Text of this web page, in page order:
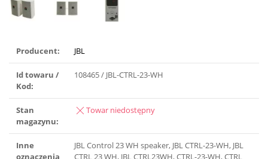
Producent: JBL
Id towaru /
Kod:
108465 / JBL-CTRL-23-WH
Stan
magazynu:
Towar niedostępny
Inne
oznaczenia
JBL Control 23 WH speaker, JBL CTRL-23-WH, JBL
CTRL 23 WH, JBL CTRL23WH, CTRL-23-WH, CTRL